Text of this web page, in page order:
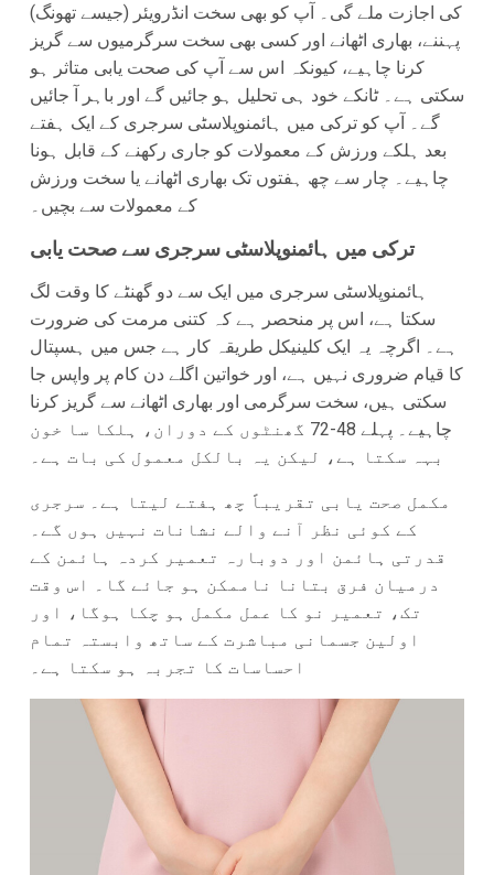
کی اجازت ملے گی۔ آپ کو بھی سخت انڈرویئر (جیسے تھونگ)
پہننے، بھاری اٹھانے اور کسی بھی سخت سرگرمیوں سے گریز
کرنا چاہیے، کیونکہ اس سے آپ کی صحت یابی متاثر ہو
سکتی ہے۔ ٹانکے خود ہی تحلیل ہو جائیں گے اور باہر آ جائیں
گے۔ آپ کو ترکی میں ہائمنوپلاسٹی سرجری کے ایک ہفتے
بعد ہلکے ورزش کے معمولات کو جاری رکھنے کے قابل ہونا
چاہیے۔ چار سے چھ ہفتوں تک بھاری اٹھانے یا سخت ورزش
کے معمولات سے بچیں۔
ترکی میں ہائمنوپلاسٹی سرجری سے صحت یابی
ہائمنوپلاسٹی سرجری میں ایک سے دو گھنٹے کا وقت لگ
سکتا ہے، اس پر منحصر ہے کہ کتنی مرمت کی ضرورت
ہے۔ اگرچہ یہ ایک کلینیکل طریقہ کار ہے جس میں ہسپتال
کا قیام ضروری نہیں ہے، اور خواتین اگلے دن کام پر واپس جا
سکتی ہیں، سخت سرگرمی اور بھاری اٹھانے سے گریز کرنا
چاہیے۔ پہلے 48-72 گھنٹوں کے دوران، ہلکا سا خون
بہہ سکتا ہے، لیکن یہ بالکل معمول کی بات ہے۔
مکمل صحت یابی تقریباً چھ ہفتے لیتا ہے۔ سرجری
کے کوئی نظر آنے والے نشانات نہیں ہوں گے۔
قدرتی ہائمن اور دوبارہ تعمیر کردہ ہائمن کے
درمیان فرق بتانا ناممکن ہو جائے گا۔ اس وقت
تک، تعمیر نو کا عمل مکمل ہو چکا ہوگا، اور
اولین جسمانی مباشرت کے ساتھ وابستہ تمام
احساسات کا تجربہ ہو سکتا ہے۔